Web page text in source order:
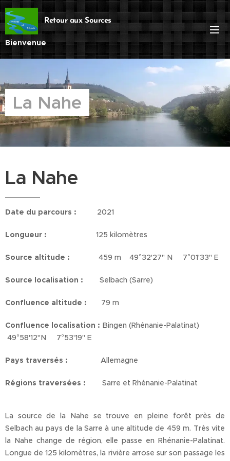
Retour aux Sources
Bienvenue
La Nahe
La Nahe
Date du parcours : 2021
Longueur : 125 kilomètres
Source altitude : 459 m 49°32'27'' N 7°01'33'' E
Source localisation : Selbach (Sarre)
Confluence altitude : 79 m
Confluence localisation : Bingen (Rhénanie-Palatinat)
49°58'12''N 7°53'19'' E
Pays traversés : Allemagne
Régions traversées : Sarre et Rhénanie-Palatinat
La source de la Nahe se trouve en pleine forêt près de
Selbach au pays de la Sarre à une altitude de 459 m. Très vite
la Nahe change de région, elle passe en Rhénanie-Palatinat.
Longue de 125 kilomètres, la rivière arrose sur son passage les